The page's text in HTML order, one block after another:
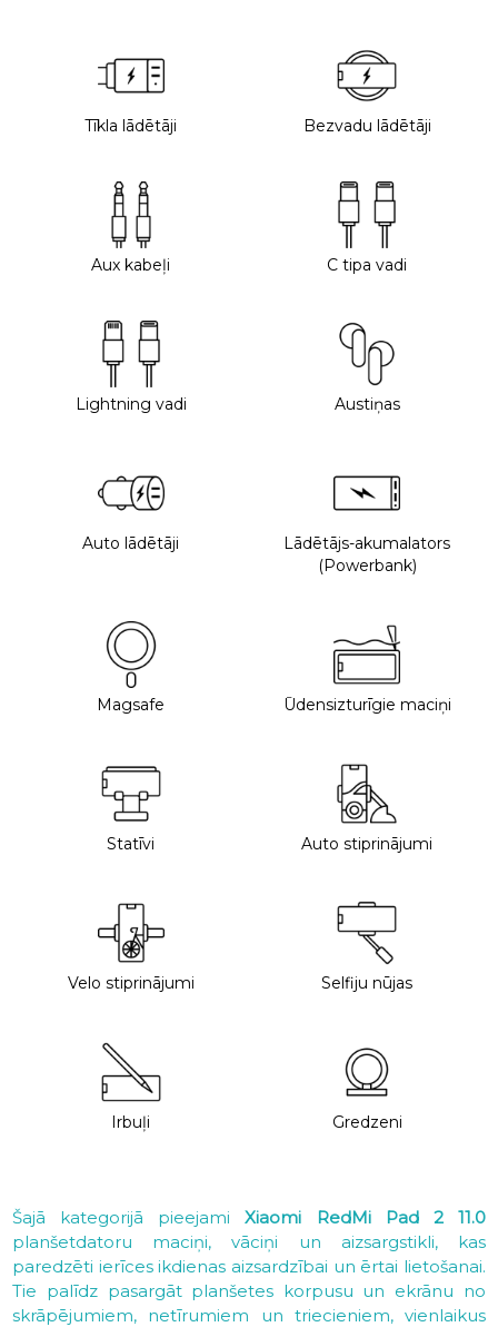
Tīkla lādētāji Bezvadu lādētāji
Aux kabeļi C tipa vadi
Lightning vadi Austiņas
Auto lādētāji
Lādētājs-akumalators
(Powerbank)
Magsafe Ūdensizturīgie maciņi
Statīvi Auto stiprinājumi
Velo stiprinājumi Selfiju nūjas
Irbuļi Gredzeni
Šajā kategorijā pieejamiXiaomi RedMi Pad 2 11.0
planšetdatoru maciņi, vāciņi un aizsargstikli, kas
paredzēti ierīces ikdienas aizsardzībai un ērtai lietošanai.
Tie palīdz pasargāt planšetes korpusu un ekrānu no
skrāpējumiem, netīrumiem un triecieniem, vienlaikus